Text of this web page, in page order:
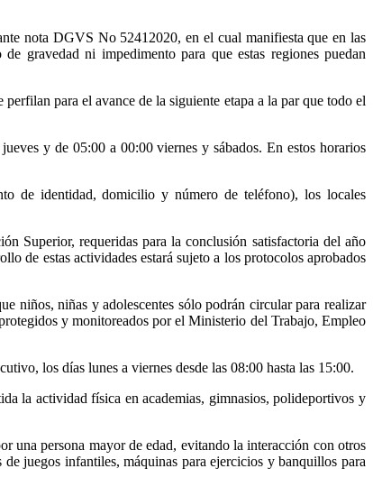
nota DGVS No 52412020, en el cual manifiesta que en las
gravedad ni impedimento para que estas regiones puedan
para el avance de la siguiente etapa a la par que todo el
y de 05:00 a 00:00 viernes y sábados. En estos horarios
de identidad, domicilio y número de teléfono), los locales
Superior, requeridas para la conclusión satisfactoria del año
de estas actividades estará sujeto a los protocolos aprobados
niños, niñas y adolescentes sólo podrán circular para realizar
y monitoreados por el Ministerio del Trabajo, Empleo
los días lunes a viernes desde las 08:00 hasta las 15:00.
la actividad física en academias, gimnasios, polideportivos y
una persona mayor de edad, evitando la interacción con otros
juegos infantiles, máquinas para ejercicios y banquillos para